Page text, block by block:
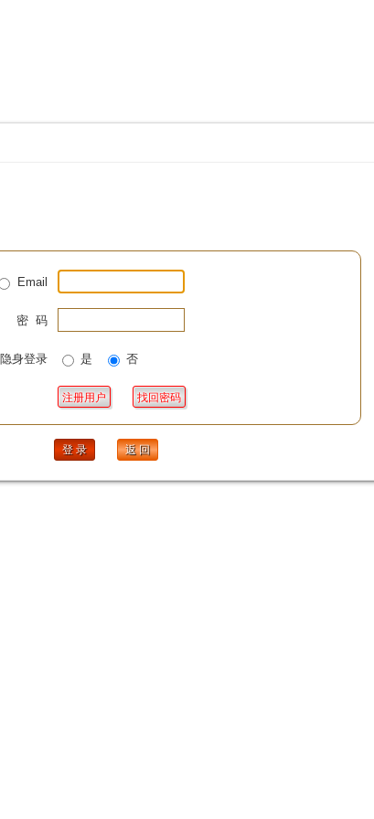
Email
密 码
隐身登录 是 否